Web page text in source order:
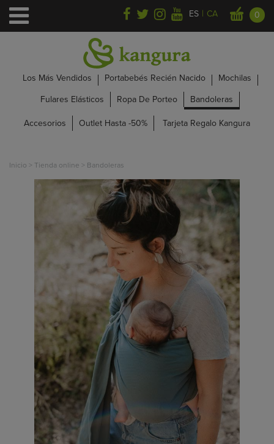
ES | CA 0
Los Más Vendidos Portabebés Recién Nacido
Mochilas
Fulares Elásticos
Ropa De Porteo
Bandoleras
Accesorios
Outlet Hasta -50% Tarjeta Regalo Kangura
Inicio > Tienda online > Bandoleras